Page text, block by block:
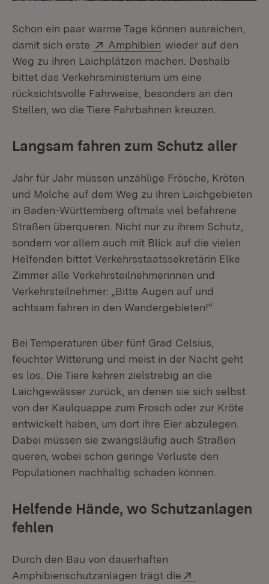
Schon ein paar warme Tage können ausreichen,
damit sich erste
Extern:
Amphibien (Öffnet in neuem
wieder auf den
Weg zu ihren Laichplätzen machen. Deshalb
bittet das Verkehrsministerium um eine
rücksichtsvolle Fahrweise, besonders an den
Stellen, wo die Tiere Fahrbahnen kreuzen.
Langsam fahren zum Schutz aller
Jahr für Jahr müssen unzählige Frösche, Kröten
und Molche auf dem Weg zu ihren Laichgebieten
in Baden-Württemberg oftmals viel befahrene
Straßen überqueren. Nicht nur zu ihrem Schutz,
sondern vor allem auch mit Blick auf die vielen
Helfenden bittet Verkehrsstaatssekretärin Elke
Zimmer alle Verkehrsteilnehmerinnen und
Verkehrsteilnehmer: „Bitte Augen auf und
achtsam fahren in den Wandergebieten!“
Bei Temperaturen über fünf Grad Celsius,
feuchter Witterung und meist in der Nacht geht
es los. Die Tiere kehren zielstrebig an die
Laichgewässer zurück, an denen sie sich selbst
von der Kaulquappe zum Frosch oder zur Kröte
entwickelt haben, um dort ihre Eier abzulegen.
Dabei müssen sie zwangsläufig auch Straßen
queren, wobei schon geringe Verluste den
Populationen nachhaltig schaden können.
Helfende Hände, wo Schutzanlagen
fehlen
Durch den Bau von dauerhaften
Amphibienschutzanlagen trägt die